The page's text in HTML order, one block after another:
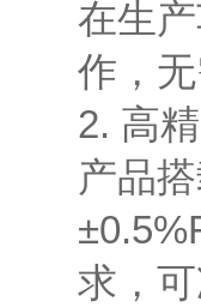
在生
作，
2. 高
产品
求，